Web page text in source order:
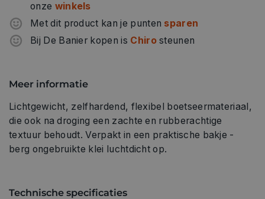
onze winkels
Met dit product kan je punten sparen
Bij De Banier kopen is Chirosteunen
Meer informatie
Lichtgewicht, zelfhardend, flexibel boetseermateriaal,
die ook na droging een zachte en rubberachtige
textuur behoudt. Verpakt in een praktische bakje -
berg ongebruikte klei luchtdicht op.
Technische specificaties